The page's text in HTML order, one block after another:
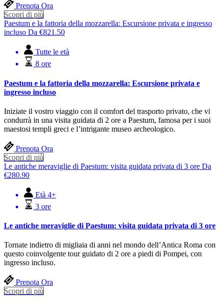
Prenota Ora
Scopri di più
Paestum e la fattoria della mozzarella: Escursione privata e ingresso
incluso Da €821.50
Tutte le età
8 ore
Paestum e la fattoria della mozzarella: Escursione privata e
ingresso incluso
Iniziate il vostro viaggio con il comfort del trasporto privato, che vi
condurrà in una visita guidata di 2 ore a Paestum, famosa per i suoi
maestosi templi greci e l’intrigante museo archeologico.
Prenota Ora
Scopri di più
Le antiche meraviglie di Paestum: visita guidata privata di 3 ore Da
€280.90
Età 4+
3 ore
Le antiche meraviglie di Paestum: visita guidata privata di 3 ore
Tornate indietro di migliaia di anni nel mondo dell’Antica Roma con
questo coinvolgente tour guidato di 2 ore a piedi di Pompei, con
ingresso incluso.
Prenota Ora
Scopri di più